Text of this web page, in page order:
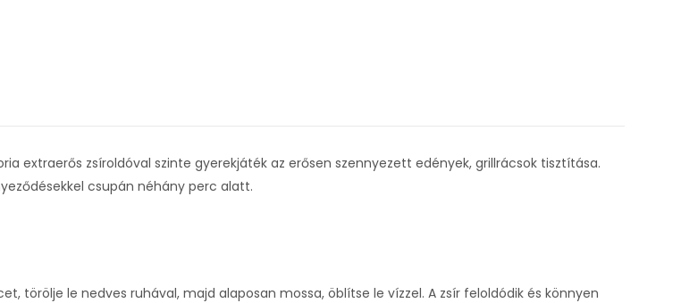
extraerős zsíroldóval szinte gyerekjáték az erősen szennyezett edények, grillrácsok tisztítása.
csupán néhány perc alatt.
törölje le nedves ruhával, majd alaposan mossa, öblítse le vízzel. A zsír feloldódik és könnyen